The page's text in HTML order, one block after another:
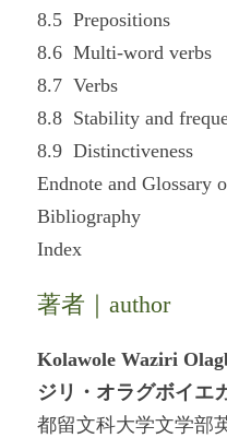
8.5 Prepositions
8.6 Multi-word verbs
8.7 Verbs
8.8 Stability and
8.9 Distinctiveness
Endnote and Glossary
Bibliography
Index
著者｜author
Kolawole Waziri
ジリ・オラグボイエ
都留文科大学文学部